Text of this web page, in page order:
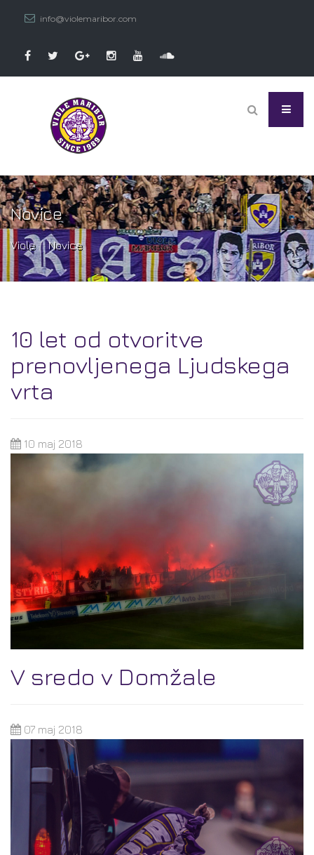
info@violemaribor.com
Novice
Viole Novice
10 let od otvoritve
prenovljenega Ljudskega
vrta
10 maj 2018
V sredo v Domžale
07 maj 2018